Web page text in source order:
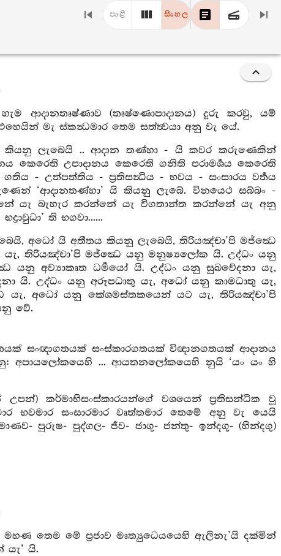
පාළි සිංහල
හැම ආදානතෘෂ්ණාව (තෘෂ්ණොපාදානය) දුරු කරවු, යම්
මැ ස්කන්‍ධමාර තෙම සත්ත්‍වයා අනු වැ යේ.
කියනු ලැබෙයි .. ආදාන තණ්හා - යි කවර කරුණෙකින්
කෙරෙති උපාදානය කෙරෙති ගනිති පරාමර්‍ශය කෙරෙති
- උත්පත්තිය - ප්‍රතිසන්‍ධිය - භවය - සංසාරය වර්‍තය
‘ආදානතණ්හා’ යි කියනු ලැබේ. විනයෙථ සබ්බං -
යැ බැහැර කරන්නේ යැ විගතාන්ත කරන්නේ යැ අනු
ති භගවා......
අධෝ යි අතීතය කියනු ලැබෙයි, තිරියඤ්චා’පි මජ්ඣෙ
තිරියඤ්චා’පි මජ්ඣෙ යනු මනුෂ්‍යලෝක යි. උද්ධං යනු
යනු අව්‍යාකෘත ධර්‍මයෝ යි. උද්ධං යනු සුඛවේදනා යැ,
යි. උද්ධං යනු අරූපධාතු යැ, අධෝ යනු කාමධාතු යැ,
යැ, අධෝ යනු කේශමස්තකයෙන් යට යැ, තිරියඤ්චා’පි
වේ.
සංඥාගතයක් සංස්කාරගතයක් විඥානගතයක් ආදානය
අපායලෝකයෙහි ... ආයතනලෝකයෙහි නුයි ‘යං යං හි
කර්මාභිසංස්කාරයන්ගේ වශයෙන් ප්‍රතිසන්ධික වූ
භවමාර සංසාරමාර වෘත්තමාර තෙමේ අනු වැ යෙයි
පුරුෂ- පුද්ගල- ජීව- ජාගු- ජන්තු- ඉන්දගු- (හින්දගු)
තෙම මේ ප්‍රජාව මෘත්‍යුධෙයයෙහි ඇලිනැ’යි දක්මින්
යි.